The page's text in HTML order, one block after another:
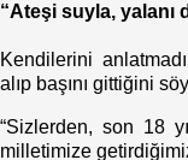
“Ateşi suyla, yalanı
Kendilerini
alıp başını gittiğini
“Sizlerden, son 18
milletimize